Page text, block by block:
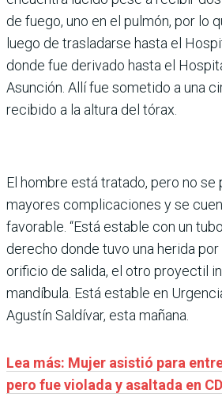
de fuego, uno en el pulmón, por lo
luego de trasladarse hasta el
donde fue derivado hasta el
Asunción. Allí fue sometido a una
recibido a la altura del tórax.
El hombre está tratado, pero no
mayores complicaciones y se
favorable. “Está estable con un
derecho donde tuvo una herida
orificio de salida, el otro proyectil
mandíbula. Está estable en
Agustín Saldívar, esta mañana.
Lea más: Mujer asistió para
pero fue violada y asaltada en